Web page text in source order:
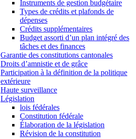
Instruments de gestion budgétaire
Types de crédits et plafonds de
dépenses
Crédits supplémentaires
Budget assorti d’un plan intégré des
tâches et des finances
Garantie des constitutions cantonales
Droits d’amnistie et de grâce
Participation à la définition de la politique
extérieure
Haute surveillance
Législation
lois fédérales
Constitution fédérale
Élaboration de la législation
Révision de la constitution